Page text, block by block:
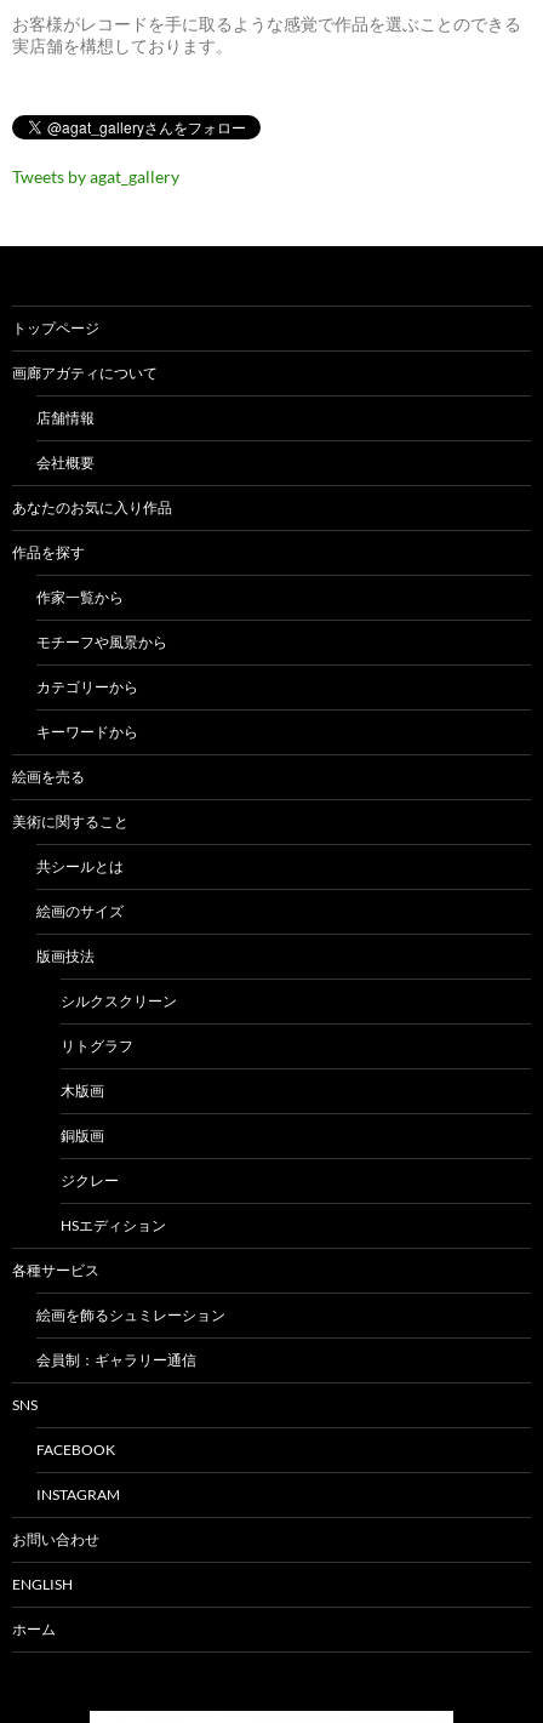
お客様がレコードを手に取るような感覚で作品を選ぶことのできる
実店舗を構想しております。
Tweets by agat_gallery
トップページ
画廊アガティについて
店舗情報
会社概要
あなたのお気に入り作品
作品を探す
作家一覧から
モチーフや風景から
カテゴリーから
キーワードから
絵画を売る
美術に関すること
共シールとは
絵画のサイズ
版画技法
シルクスクリーン
リトグラフ
木版画
銅版画
ジクレー
HSエディション
各種サービス
絵画を飾るシュミレーション
会員制：ギャラリー通信
SNS
FACEBOOK
INSTAGRAM
お問い合わせ
ENGLISH
ホーム